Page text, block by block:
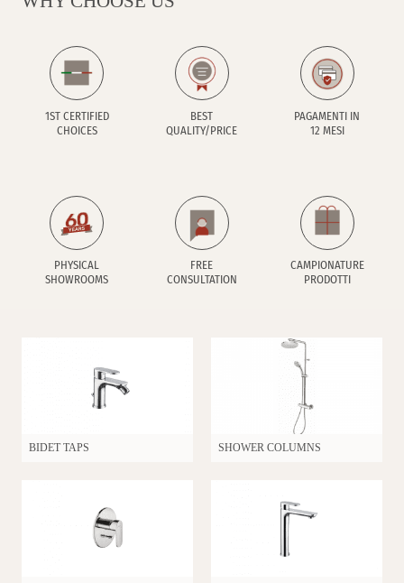
1ST CERTIFIED
CHOICES
BEST
QUALITY/PRICE
PAGAMENTI IN
12 MESI
PHYSICAL
SHOWROOMS
FREE
CONSULTATION
CAMPIONATURE
PRODOTTI
BIDET TAPS SHOWER COLUMNS